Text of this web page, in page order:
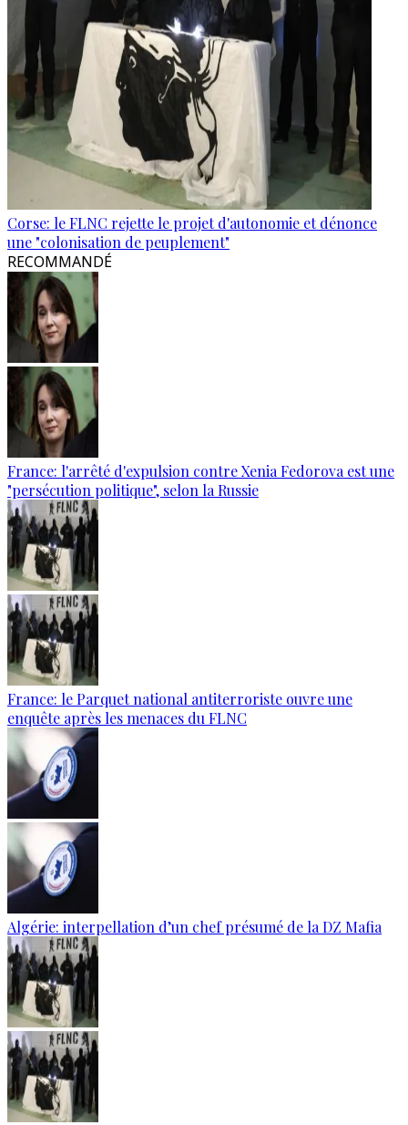
Corse: le FLNC rejette le projet d'autonomie et dénonce
une "colonisation de peuplement"
RECOMMANDÉ
France: l'arrêté d'expulsion contre Xenia Fedorova est une
"persécution politique", selon la Russie
France: le Parquet national antiterroriste ouvre une
enquête après les menaces du FLNC
Algérie: interpellation d’un chef présumé de la DZ Mafia